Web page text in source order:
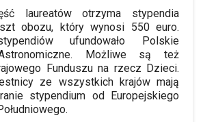
laureatów otrzyma stypendia
obozu, który wynosi 550 euro.
ufundowało Polskie
Możliwe są też
Funduszu na rzecz Dzieci.
ze wszystkich krajów mają
stypendium od Europejskiego